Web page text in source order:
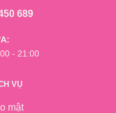
689
- 21:00
VỤ
mật